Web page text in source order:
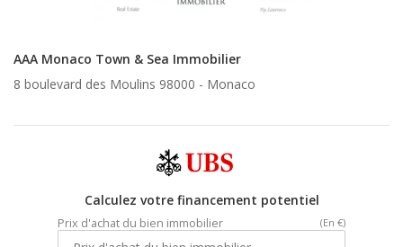
AAA Monaco Town & Sea Immobilier
8 boulevard des Moulins 98000 - Monaco
Calculez votre financement potentiel
Prix d'achat du bien immobilier (En €)